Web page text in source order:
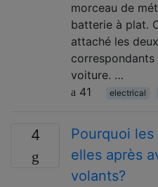
morceau de
batterie à plat.
attaché les
voiture. …
41
electrical
4
Pourquoi
elles après
volants?